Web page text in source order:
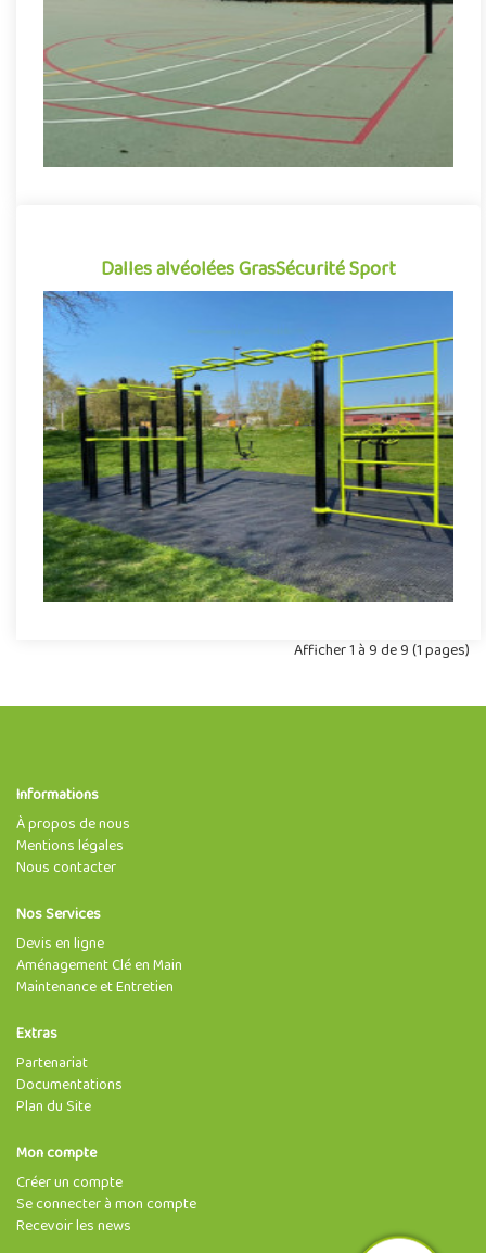
Indiquez la surface en m²
Dalles alvéolées GrasSécurité Sport
Dalles alvéolées GrasSécurité Sport
Revêtement amortissant pour aménagements sportifs sous
forme de dalles alvéolées, GRASSÉCURITÉ se présente comme
la solution ..
Indiquez la surface en m²
Afficher 1 à 9 de 9 (1 pages)
Informations
À propos de nous
Mentions légales
Nous contacter
Nos Services
Devis en ligne
Aménagement Clé en Main
Maintenance et Entretien
Extras
Partenariat
Documentations
Plan du Site
Mon compte
Créer un compte
Se connecter à mon compte
Recevoir les news